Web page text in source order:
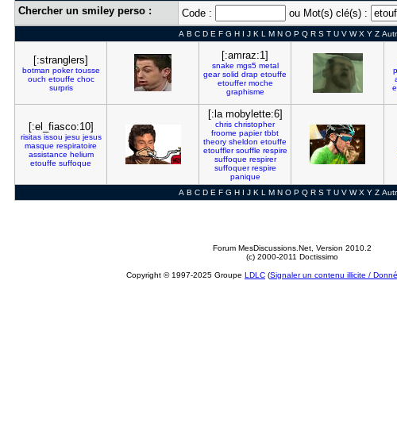
Chercher un smiley perso : Code : ou Mot(s) clé(s) :
A B C D E F G H I J K L M N O P Q R S T U V W X Y Z
[:stranglers]
botman poker tousse
ouch etouffe choc
surpris
[:amraz:1]
snake mgs5 metal
gear solid drap etouffe
etouffer moche
graphisme
[:el_fiasco:10]
risitas issou jesu jesus
masque respiratoire
assistance helium
etouffe suffoque
[:la mobylette:6]
chris christopher
froome papier tbbt
theory sheldon etouffe
etouffler souffle respire
suffoque respirer
suffoquer respire
panique
A B C D E F G H I J K L M N O P Q R S T U V W X Y Z
Forum MesDiscussions.Net , Version 2010.2
(c) 2000-2011 Doctissimo
Copyright © 1997-2025 Groupe LDLC (Signaler un contenu illicite /